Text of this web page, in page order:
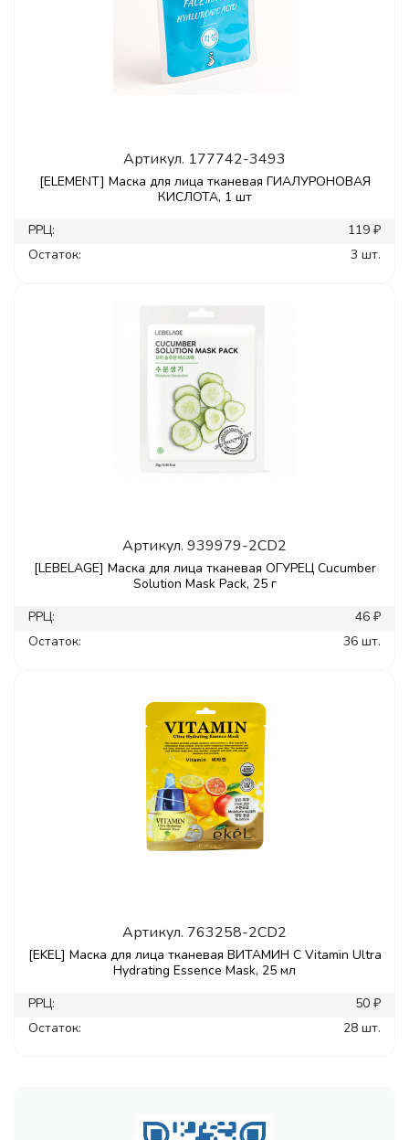
Артикул. 177742-3493
[ELEMENT] Маска для лица тканевая ГИАЛУРОНОВАЯ
КИСЛОТА, 1 шт
РРЦ:
119 ₽
Остаток:
3 шт.
Артикул. 939979-2CD2
[LEBELAGE] Маска для лица тканевая ОГУРЕЦ Cucumber
Solution Mask Pack, 25 г
РРЦ:
46 ₽
Остаток:
36 шт.
Артикул. 763258-2CD2
[EKEL] Маска для лица тканевая ВИТАМИН С Vitamin Ultra
Hydrating Essence Mask, 25 мл
РРЦ:
50 ₽
Остаток:
28 шт.